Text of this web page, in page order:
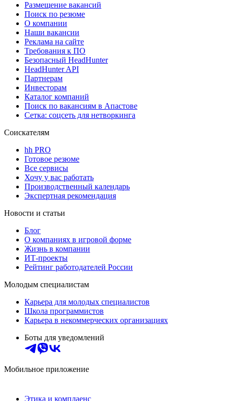
Размещение вакансий
Поиск по резюме
О компании
Наши вакансии
Реклама на сайте
Требования к ПО
Безопасный HeadHunter
HeadHunter API
Партнерам
Инвесторам
Каталог компаний
Поиск по вакансиям в Апастове
Сетка: соцсеть для нетворкинга
Соискателям
hh PRO
Готовое резюме
Все сервисы
Хочу у вас работать
Производственный календарь
Экспертная рекомендация
Новости и статьи
Блог
О компаниях в игровой форме
Жизнь в компании
ИТ-проекты
Рейтинг работодателей России
Молодым специалистам
Карьера для молодых специалистов
Школа программистов
Карьера в некоммерческих организациях
Боты для уведомлений
Мобильное приложение
Этика и комплаенс